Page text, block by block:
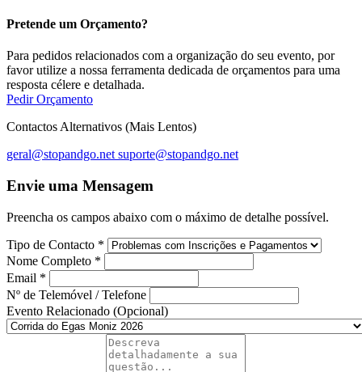
Pretende um Orçamento?
Para pedidos relacionados com a organização do seu evento, por
favor utilize a nossa ferramenta dedicada de orçamentos para uma
resposta célere e detalhada.
Pedir Orçamento
Contactos Alternativos (Mais Lentos)
geral@stopandgo.net suporte@stopandgo.net
Envie uma Mensagem
Preencha os campos abaixo com o máximo de detalhe possível.
Tipo de Contacto *
Nome Completo *
Email *
Nº de Telemóvel / Telefone
Evento Relacionado (Opcional)